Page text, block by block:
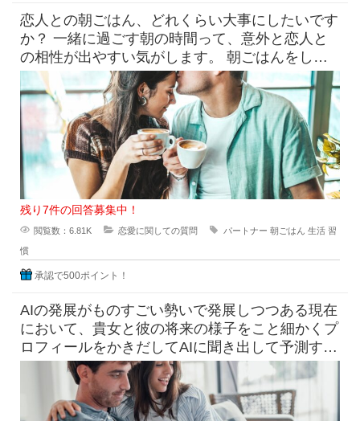
恋人との朝ごはん、どれくらい大事にしたいです
か？ 一緒に過ごす朝の時間って、意外と恋人と
の相性が出やすい気がします。 朝ごはんをしっ
かり食べたい派と、ギリギ
残り7件の回答募集中！
閲覧数：6.81K 恋愛に関しての質問 パートナー 朝ごはん 生活 習
慣
承認で500ポイント！
AIの発展がものすごい勢いで発展しつつある現在
において、貴女と彼の将来の様子をこと細かくプ
ロフィールをかきだしてAIに聞き出して予測すら
できる時代になっています